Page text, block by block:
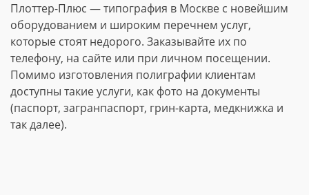
Плоттер-Плюс — типография в Москве с новейшим
оборудованием и широким перечнем услуг,
которые стоят недорого. Заказывайте их по
телефону, на сайте или при личном посещении.
Помимо изготовления полиграфии клиентам
доступны такие услуги, как фото на документы
(паспорт, загранпаспорт, грин-карта, медкнижка и
так далее).